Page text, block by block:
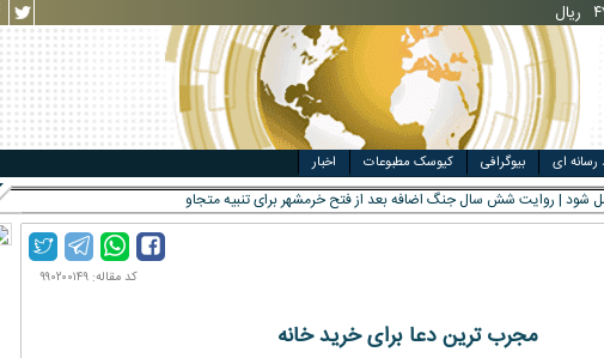
خودرو
رسانه ای بیوگرافی کیوسک مطبوعات اخبار
کد مقاله: ۹۹۰۲۰۰۱۴۹
مجرب ترین دعا برای خرید خانه